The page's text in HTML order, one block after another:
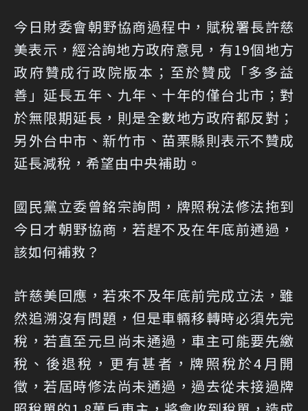
今日財委會朝野協商過程中，賦稅署長許慈
美表示，經洽詢地方政府意見，有19個地方
政府贊成行政院版本；至於贊成「多多益
善」延長五年、九年、十年的僅台北市；對
於無限期延長，則是全數地方政府都反對；
另外台中市、新竹市、苗栗縣則表示不贊成
延長減稅，希望由中央補助。
國民黨立委曾銘宗詢問，牌照稅法修法拖到
今日才朝野協商，若趕不及在年底前通過，
該如何補救？
許慈美回應，若來不及年底前完成立法，雖
然追溯沒有問題，但是車輛移轉時必須先完
稅，若直至元旦尚未通過，車主可能要先繳
稅、後退稅，更有甚者，牌照稅於4月開
徵，若屆時修法尚未通過，過去從未接過牌